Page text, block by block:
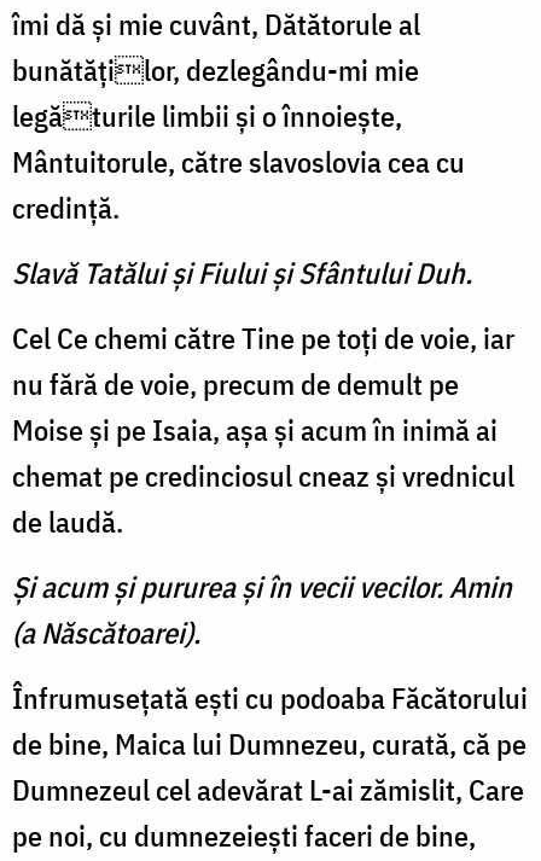
îmi dă și mie cuvânt, Dătătorule al
bunătăților, dezlegându-mi mie
legăturile limbii și o înnoiește,
Mântuitorule, către slavoslovia cea cu
credință.
Slavă Tatălui şi Fiului şi Sfântului Duh.
Cel Ce chemi către Tine pe toți de voie, iar
nu fără de voie, precum de demult pe
Moise și pe Isaia, așa și acum în inimă ai
chemat pe credinciosul cneaz și vrednicul
de laudă.
Şi acum şi pururea şi în vecii vecilor. Amin
(a Născătoarei).
Înfrumusețată ești cu podoaba Făcătorului
de bine, Maica lui Dumnezeu, curată, că pe
Dumnezeul cel adevărat L-ai zămislit, Care
pe noi, cu dumnezeiești faceri de bine,